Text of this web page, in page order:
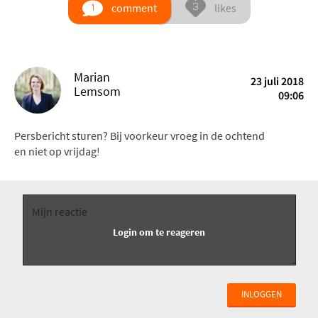
comment likes
Marian
Lemsom
23 juli 2018
09:06
Persbericht sturen? Bij voorkeur vroeg in de ochtend
en niet op vrijdag!
INLOGGEN